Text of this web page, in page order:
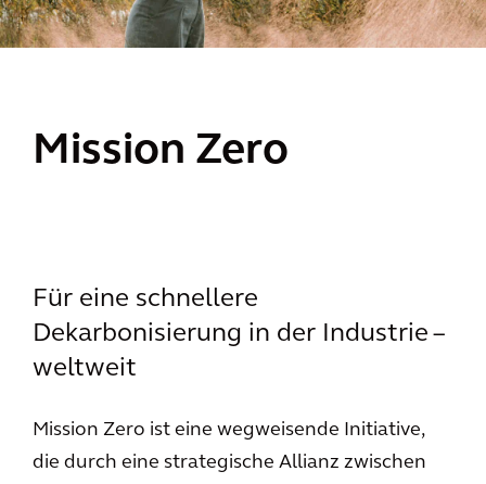
Mission Zero
Für eine schnellere
Dekarbonisierung in der Industrie –
weltweit
Mission Zero ist eine wegweisende Initiative,
die durch eine strategische Allianz zwischen